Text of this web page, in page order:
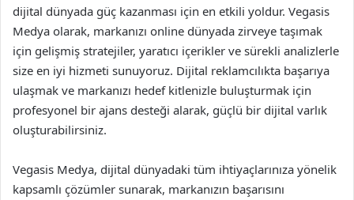
dijital dünyada güç kazanması için en etkili yoldur. Vegasis
Medya olarak, markanızı online dünyada zirveye taşımak
için gelişmiş stratejiler, yaratıcı içerikler ve sürekli analizlerle
size en iyi hizmeti sunuyoruz. Dijital reklamcılıkta başarıya
ulaşmak ve markanızı hedef kitlenizle buluşturmak için
profesyonel bir ajans desteği alarak, güçlü bir dijital varlık
oluşturabilirsiniz.
Vegasis Medya, dijital dünyadaki tüm ihtiyaçlarınıza yönelik
kapsamlı çözümler sunarak, markanızın başarısını